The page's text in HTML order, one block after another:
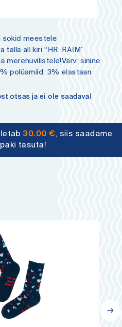
30.00€, siis saadame
tasuta!
sokid meestele
all kiri “HR. RÄIM”
merehuvilistele!Värv: sinine
polüamiid, 3% elastaan
otsas ja ei ole saadaval